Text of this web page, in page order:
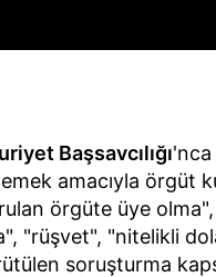
Başsavcılığı'nca
amacıyla örgüt
örgüte üye
"rüşvet", "nitelikli
soruşturma